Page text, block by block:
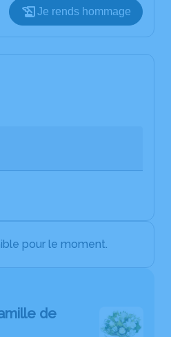
Je rends hommage
pour le moment.
de